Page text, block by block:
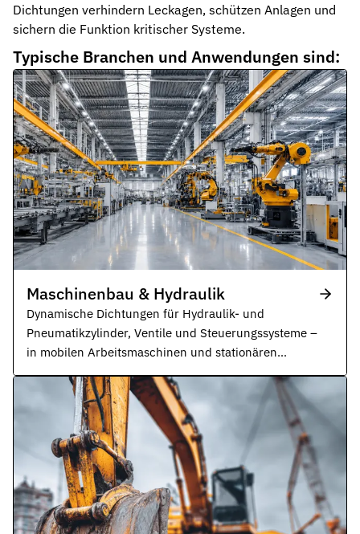
Dichtungen verhindern Leckagen, schützen Anlagen und
sichern die Funktion kritischer Systeme.
Typische Branchen und Anwendungen sind:
Maschinenbau & Hydraulik
Dynamische Dichtungen für Hydraulik- und
Pneumatikzylinder, Ventile und Steuerungssysteme –
in mobilen Arbeitsmaschinen und stationären